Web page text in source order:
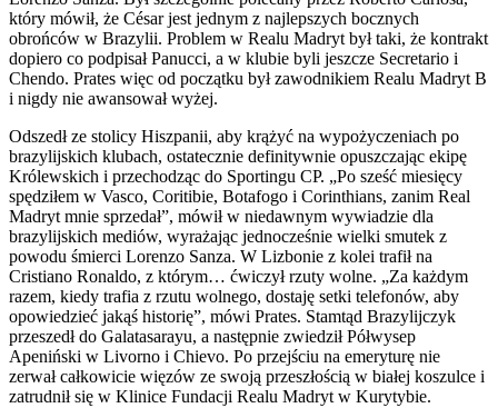
który mówił, że César jest jednym z najlepszych bocznych
obrońców w Brazylii. Problem w Realu Madryt był taki, że kontrakt
dopiero co podpisał Panucci, a w klubie byli jeszcze Secretario i
Chendo. Prates więc od początku był zawodnikiem Realu Madryt B
i nigdy nie awansował wyżej.
Odszedł ze stolicy Hiszpanii, aby krążyć na wypożyczeniach po
brazylijskich klubach, ostatecznie definitywnie opuszczając ekipę
Królewskich i przechodząc do Sportingu CP. „Po sześć miesięcy
spędziłem w Vasco, Coritibie, Botafogo i Corinthians, zanim Real
Madryt mnie sprzedał”, mówił w niedawnym wywiadzie dla
brazylijskich mediów, wyrażając jednocześnie wielki smutek z
powodu śmierci Lorenzo Sanza. W Lizbonie z kolei trafił na
Cristiano Ronaldo, z którym… ćwiczył rzuty wolne. „Za każdym
razem, kiedy trafia z rzutu wolnego, dostaję setki telefonów, aby
opowiedzieć jakąś historię”, mówi Prates. Stamtąd Brazylijczyk
przeszedł do Galatasarayu, a następnie zwiedził Półwysep
Apeniński w Livorno i Chievo. Po przejściu na emeryturę nie
zerwał całkowicie więzów ze swoją przeszłością w białej koszulce i
zatrudnił się w Klinice Fundacji Realu Madryt w Kurytybie.